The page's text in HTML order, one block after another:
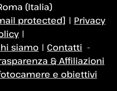
(Italia)
protected] | Privacy
|
siamo | Contatti -
& Affiliazioni
e obiettivi